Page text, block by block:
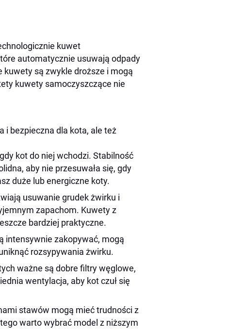
kuwet
automatycznie usuwają odpady
kuwety są zwykle droższe i mogą
kuwety samoczyszczące nie
i bezpieczna dla kota, ale też
kot do niej wchodzi. Stabilność
aby nie przesuwała się, gdy
duże lub energiczne koty.
usuwanie grudek żwirku i
zapachom. Kuwety z
bardziej praktyczne.
intensywnie zakopywać, mogą
rozsypywania żwirku.
ważne są dobre filtry węglowe,
wentylacja, aby kot czuł się
stawów mogą mieć trudności z
warto wybrać model z niższym